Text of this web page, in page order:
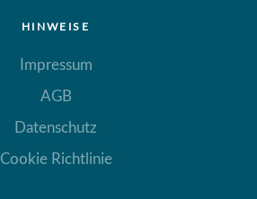
HINWEISE
Impressum
AGB
Datenschutz
Cookie Richtlinie